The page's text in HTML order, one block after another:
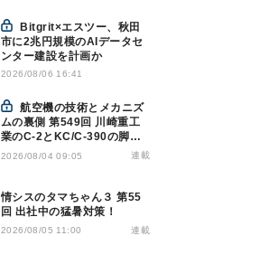
市に2兆円規模のAIデータセ
ンター建設を計画か
2026/08/06 16:41
航空機の技術とメカニズ
ムの裏側 第549回 川崎重工
業のC-2とKC/C-390の脚は
なぜ違う? - 降着装置は複雑
2026/08/04 09:05 連載
情シスのタマちゃん３ 第55
回 出社中の猛暑対策！
2026/08/05 11:00 連載